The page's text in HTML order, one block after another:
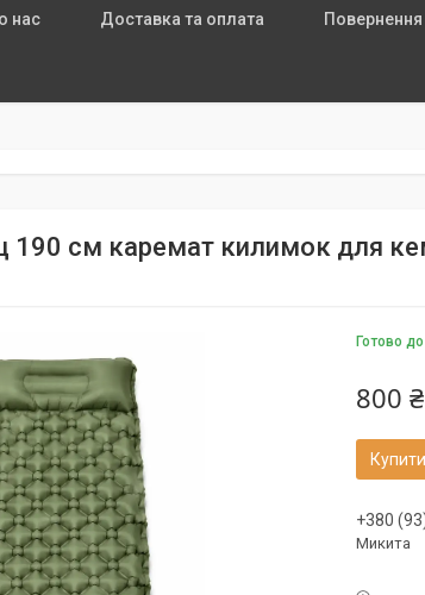
нас Доставка та оплата Повернення
190 см каремат килимок для
Готово
800 ₴
Купити
+380
Микита